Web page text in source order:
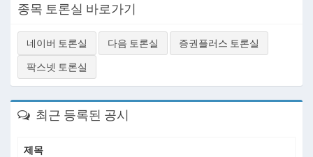
종목 토론실 바로가기
네이버 토론실 다음 토론실
증권플러스 토론실
팍스넷 토론실
최근 등록된 공시
제목